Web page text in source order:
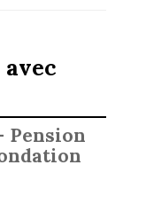
Pension